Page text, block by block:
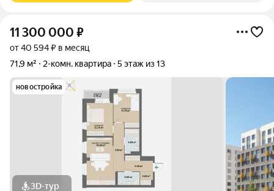
11 300 000 ₽
от 40 594 ₽ в месяц
71,9 м²
2-комн. квартира 5 этаж из 13
новостройка
3D-тур